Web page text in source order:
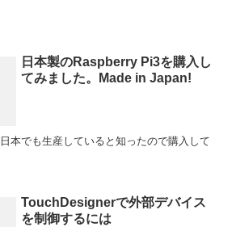
日本製のRaspberry Pi3を購入し
てみました。Made in Japan!
本でも生産していると知ったので購入して
TouchDesignerで外部デバイス
を制御するには